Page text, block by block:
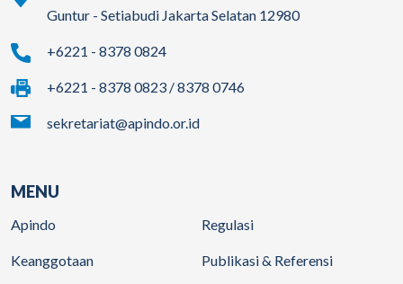
Guntur - Setiabudi Jakarta Selatan 12980
+6221 - 8378 0824
+6221 - 8378 0823 / 8378 0746
sekretariat@apindo.or.id
MENU
Apindo
Keanggotaan
Regulasi
Publikasi & Referensi